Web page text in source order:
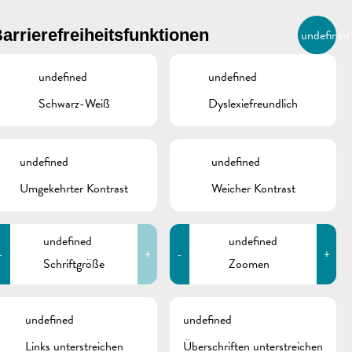
DE
BIERGER.REMICH.LU
Stadtverwaltung
Remich
info@remich.lu
undefined
undefined
Schwarz-Weiß
undefined
Dyslexiefreundlich
undefined
Umgekehrter Kontrast
undefined
Weicher Kontrast
undefined
Schriftgröße
+ -
undefined
Zoomen
+
undefined
Links unterstreichen
undefined
Überschriften unterstreichen